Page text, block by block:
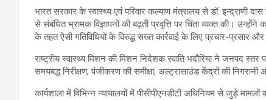
भारत सरकार के स्वास्थ्य एवं परिवार कल्याण मंत्रालय से डॉ. इन्द्राणी
से संबंधित भ्रामक विज्ञापनों की बढ़ती प्रवृत्ति पर चिंता व्यक्त की।
के तहत ऐसी गतिविधियों के विरुद्ध सख्त कार्रवाई के लिए प्रचार-प्रसार
राष्ट्रीय स्वास्थ्य मिशन की मिशन निदेशक स्वाति भदौरिया ने जनपद
समयबद्ध निरीक्षण, पंजीकरण की समीक्षा, अल्ट्रासाउंड केंद्रों की निगरानी
कार्यशाला में विभिन्न न्यायालयों में पीसीपीएनडीटी अधिनियम से जुड़े